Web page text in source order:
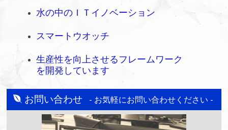
水の中のＩＴイノベーション
スマートウオッチ
生産性を向上させるフレームワーク
を開発しています
お問い合わせ - お気軽にお問い合わせください -